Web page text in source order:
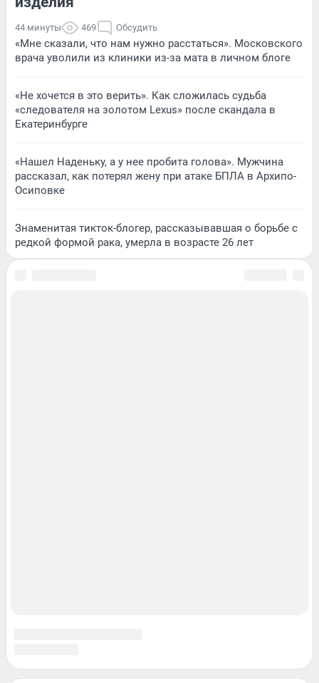
44 минуты 469 Обсудить
«Мне сказали, что нам нужно расстаться». Московского
врача уволили из клиники из-за мата в личном блоге
«Не хочется в это верить». Как сложилась судьба
«следователя на золотом Lexus» после скандала в
Екатеринбурге
«Нашел Наденьку, а у нее пробита голова». Мужчина
рассказал, как потерял жену при атаке БПЛА в Архипо-
Осиповке
Знаменитая тикток-блогер, рассказывавшая о борьбе с
редкой формой рака, умерла в возрасте 26 лет